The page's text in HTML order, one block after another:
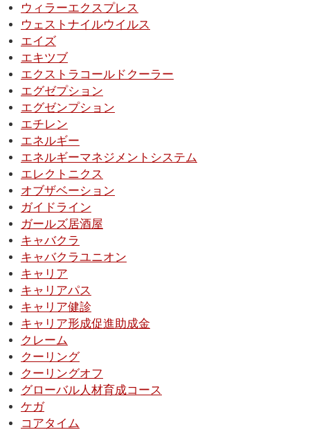
ウィラーエクスプレス
ウェストナイルウイルス
エイズ
エキツブ
エクストラコールドクーラー
エグゼプション
エグゼンプション
エチレン
エネルギー
エネルギーマネジメントシステム
エレクトニクス
オブザベーション
ガイドライン
ガールズ居酒屋
キャバクラ
キャバクラユニオン
キャリア
キャリアパス
キャリア健診
キャリア形成促進助成金
クレーム
クーリング
クーリングオフ
グローバル人材育成コース
ケガ
コアタイム